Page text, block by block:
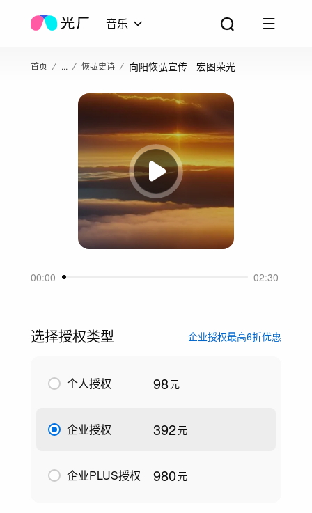
音乐
首页 ... 恢弘史诗 向阳恢弘宣传 - 宏图荣光
00:00 02:30
选择授权类型 企业授权最高6折优惠
个人授权 98元
企业授权 392元
企业PLUS授权 980元